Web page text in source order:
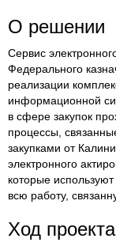
О решении
Сервис
Федерального
реализации
информационной
в сфере закупок
процессы,
закупками от
электронного
которые
всю работу,
Ход проекта